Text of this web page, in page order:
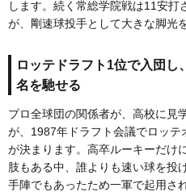
します。続く常総学院戦は11安
が、剛速球投手として大きな脚光
ロッテドラフト1位で入団し
名を馳せる
プロ全球団の関係者が、高校に見
が、1987年ドラフト会議でロッ
が決まります。高卒ルーキーだけ
肢もある中、誰よりも速い球を投
手陣でもあったため一軍で起用さ